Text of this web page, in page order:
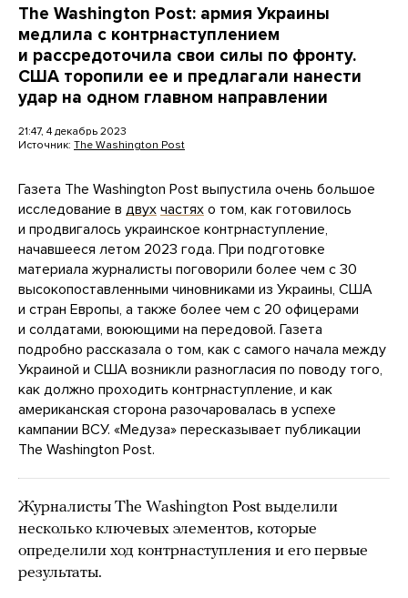
The Washington Post: армия Украины
медлила с контрнаступлением
и рассредоточила свои силы по фронту.
США торопили ее и предлагали нанести
удар на одном главном направлении
21:47, 4 декабрь 2023
Источник: The Washington Post
Газета The Washington Post выпустила очень большое
исследование в двух частях о том, как готовилось
и продвигалось украинское контрнаступление,
начавшееся летом 2023 года. При подготовке
материала журналисты поговорили более чем с 30
высокопоставленными чиновниками из Украины, США
и стран Европы, а также более чем с 20 офицерами
и солдатами, воюющими на передовой. Газета
подробно рассказала о том, как с самого начала между
Украиной и США возникли разногласия по поводу того,
как должно проходить контрнаступление, и как
американская сторона разочаровалась в успехе
кампании ВСУ. «Медуза» пересказывает публикации
The Washington Post.
Журналисты The Washington Post выделили
несколько ключевых элементов, которые
определили ход контрнаступления и его первые
результаты.